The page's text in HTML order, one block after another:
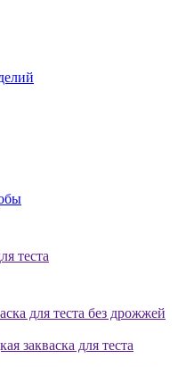
теста
для теста без дрожжей
закваска для теста